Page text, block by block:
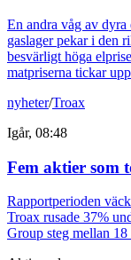
En andra våg av dyra
gaslager pekar i den
besvärligt höga
matpriserna tickar
nyheter/Troax
Igår, 08:48
Fem aktier som
Rapportperioden
Troax rusade 37%
Group steg mellan